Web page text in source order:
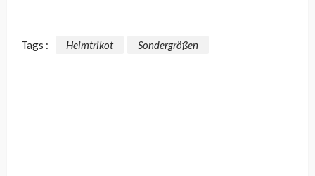
Tags : Heimtrikot Sondergrößen